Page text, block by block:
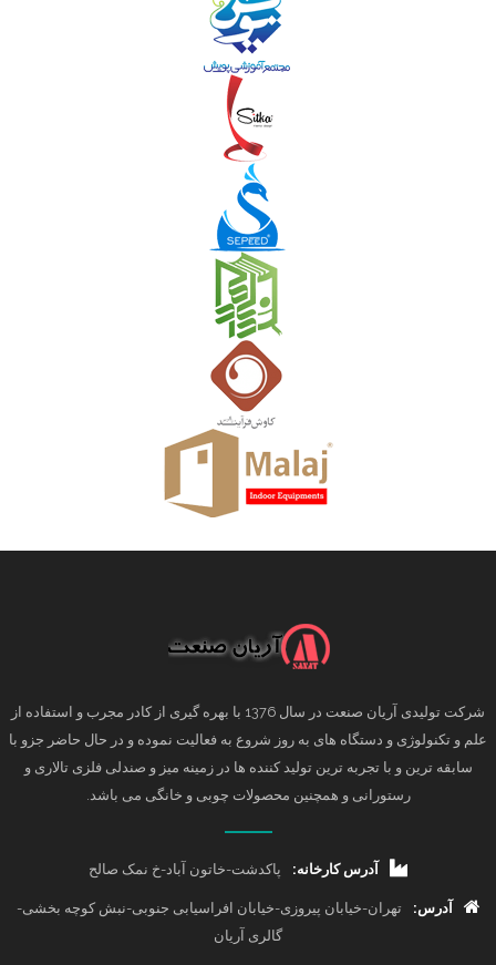
شرکت تولیدی آریان صنعت در سال 1376 با بهره گیری از کادر مجرب و استفاده از
علم و تکنولوژی و دستگاه های به روز شروع به فعالیت نموده و در حال حاضر جزو با
سابقه ترین و با تجربه ترین تولید کننده ها در زمینه میز و صندلی فلزی تالاری و
رستورانی و همچنین محصولات چوبی و خانگی می باشد.
آدرس کارخانه: پاکدشت-خاتون آباد-خ نمک صالح
آدرس:
تهران-خیابان پیروزی-خیابان افراسیابی جنوبی-نبش کوچه بخشی-
گالری آریان